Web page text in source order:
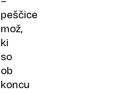
peščice
mož,
ki
so
ob
koncu